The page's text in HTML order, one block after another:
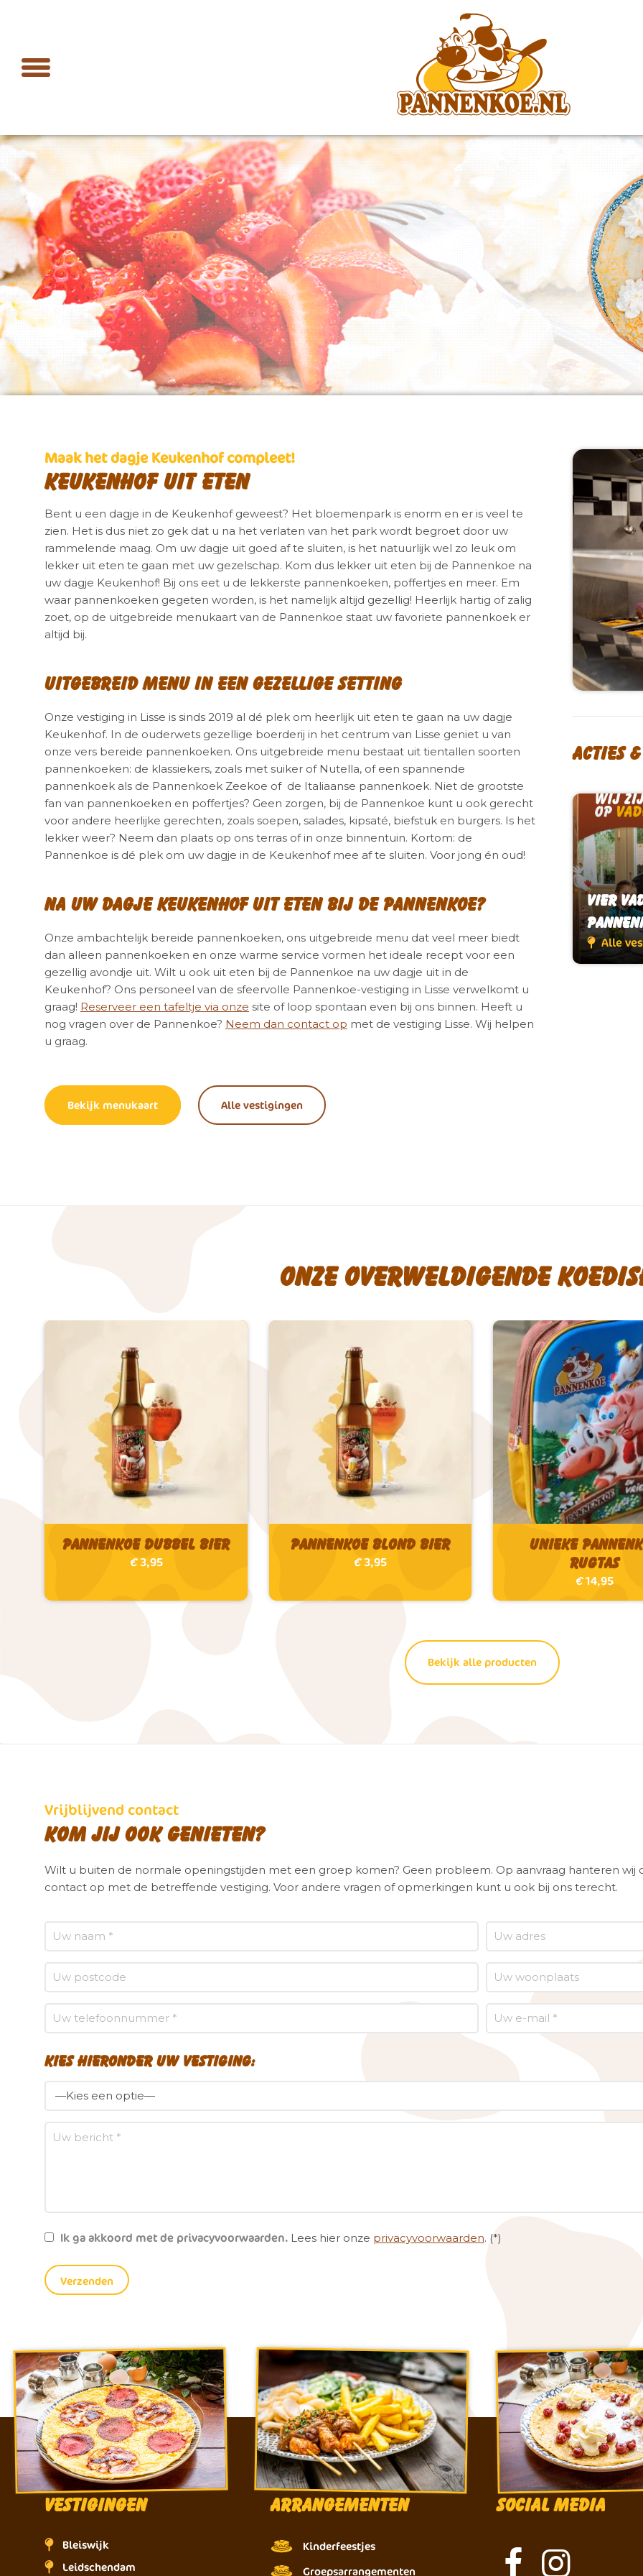
Maak het dagje Keukenhof compleet!
Keukenhof uit eten
Bent u een dagje in de Keukenhof geweest? Het bloemenpark is enorm en er is veel te
zien. Het is dus niet zo gek dat u na het verlaten van het park wordt begroet door uw
rammelende maag. Om uw dagje uit goed af te sluiten, is het natuurlijk wel zo leuk om
lekker uit eten te gaan met uw gezelschap. Kom dus lekker uit eten bij de Pannenkoe na
uw dagje Keukenhof! Bij ons eet u de lekkerste pannenkoeken, poffertjes en meer. Em
waar pannenkoeken gegeten worden, is het namelijk altijd gezellig! Heerlijk hartig of zalig
zoet, op de uitgebreide menukaart van de Pannenkoe staat uw favoriete pannenkoek er
altijd bij.
Uitgebreid menu in een gezellige setting
Onze vestiging in Lisse is sinds 2019 al dé plek om heerlijk uit eten te gaan na uw dagje
Keukenhof. In de ouderwets gezellige boerderij in het centrum van Lisse geniet u van
onze vers bereide pannenkoeken. Ons uitgebreide menu bestaat uit tientallen soorten
pannenkoeken: de klassiekers, zoals met suiker of Nutella, of een spannende
pannenkoek als de Pannenkoek Zeekoe of de Italiaanse pannenkoek. Niet de grootste
fan van pannenkoeken en poffertjes? Geen zorgen, bij de Pannenkoe kunt u ook gerecht
voor andere heerlijke gerechten, zoals soepen, salades, kipsaté, biefstuk en burgers. Is het
lekker weer? Neem dan plaats op ons terras of in onze binnentuin. Kortom: de
Pannenkoe is dé plek om uw dagje in de Keukenhof mee af te sluiten. Voor jong én oud!
Na uw dagje Keukenhof uit eten bij de Pannenkoe?
Onze ambachtelijk bereide pannenkoeken, ons uitgebreide menu dat veel meer biedt
dan alleen pannenkoeken en onze warme service vormen het ideale recept voor een
gezellig avondje uit. Wilt u ook uit eten bij de Pannenkoe na uw dagje uit in de
Keukenhof? Ons personeel van de sfeervolle Pannenkoe-vestiging in Lisse verwelkomt u
graag! Reserveer een tafeltje via onze site of loop spontaan even bij ons binnen. Heeft u
nog vragen over de Pannenkoe? Neem dan contact op met de vestiging Lisse. Wij helpen
u graag.
Bekijk menukaart Alle vestigingen
Acties
Vier
Alle
Vier
Alle
Onze overweldigende
Pannenkoe Dubbel bier
€3,95
Pannenkoe Blond bier
€3,95
Unieke
Rugtas
€14,95
Bekijk alle producten
Vrijblijvend contact
Kom jij ook genieten?
Wilt u buiten de normale openingstijden met een groep komen? Geen probleem. Op aanvraag hanteren
contact op met de betreffende vestiging. Voor andere vragen of opmerkingen kunt u ook bij ons terecht.
Kies hieronder uw vestiging:
Ik ga akkoord met de privacyvoorwaarden. Lees hier onze privacyvoorwaarden. (*)
Vestigingen
Bleiswijk
Leidschendam
Arrangementen
Kinderfeestjes
Groepsarrangementen
Social Media